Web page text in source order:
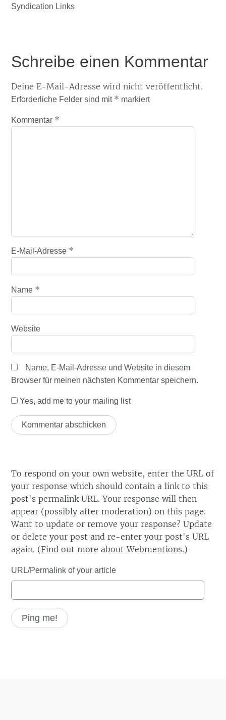
Syndication Links
Schreibe einen Kommentar
Deine E-Mail-Adresse wird nicht veröffentlicht.
Erforderliche Felder sind mit * markiert
Kommentar *
E-Mail-Adresse *
Name *
Website
Name, E-Mail-Adresse und Website in diesem
Browser für meinen nächsten Kommentar speichern.
Yes, add me to your mailing list
To respond on your own website, enter the URL of
your response which should contain a link to this
post's permalink URL. Your response will then
appear (possibly after moderation) on this page.
Want to update or remove your response? Update
or delete your post and re-enter your post's URL
again. (Find out more about Webmentions.)
URL/Permalink of your article